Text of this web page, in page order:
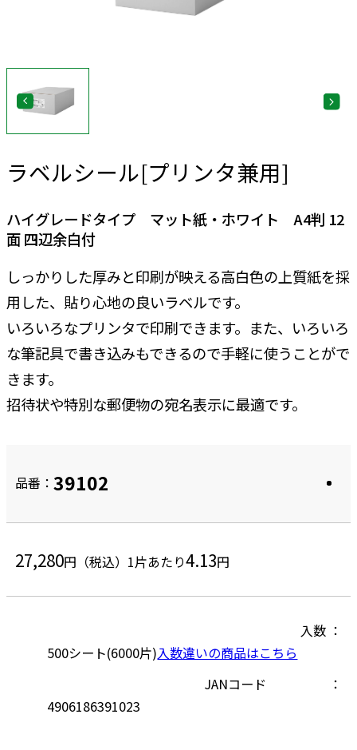
ラベルシール[プリンタ兼用]
ハイグレードタイプ マット紙・ホワイト A4判 12
面 四辺余白付
しっかりした厚みと印刷が映える高白色の上質紙を採
用した、貼り心地の良いラベルです。
いろいろなプリンタで印刷できます。また、いろいろ
な筆記具で書き込みもできるので手軽に使うことがで
きます。
招待状や特別な郵便物の宛名表示に最適です。
品番： 39102
27,280円（税込） 1片あたり4.13円
入数
500シート(6000片)入数違いの商品はこちら
JANコード
4906186391023